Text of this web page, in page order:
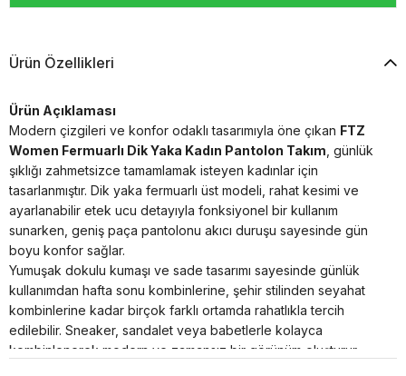
Ürün Özellikleri
Ürün Açıklaması
Modern çizgileri ve konfor odaklı tasarımıyla öne çıkan FTZ
Women Fermuarlı Dik Yaka Kadın Pantolon Takım , günlük
şıklığı zahmetsizce tamamlamak isteyen kadınlar için
tasarlanmıştır. Dik yaka fermuarlı üst modeli, rahat kesimi ve
ayarlanabilir etek ucu detayıyla fonksiyonel bir kullanım
sunarken, geniş paça pantolonu akıcı duruşu sayesinde gün
boyu konfor sağlar.
Yumuşak dokulu kumaşı ve sade tasarımı sayesinde günlük
kullanımdan hafta sonu kombinlerine, şehir stilinden seyahat
kombinlerine kadar birçok farklı ortamda rahatlıkla tercih
edilebilir. Sneaker, sandalet veya babetlerle kolayca
kombinlenerek modern ve zamansız bir görünüm oluşturur.